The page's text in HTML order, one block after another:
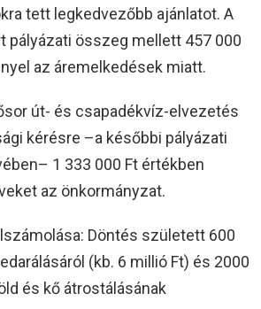
tett legkedvezőbb ajánlatot. A
pályázati összeg mellett 457 000
az áremelkedések miatt.
út- és csapadékvíz-elvezetés
kérésre –a későbbi pályázati
1 333 000 Ft értékben
az önkormányzat.
Döntés született 600
(kb. 6 millió Ft) és 2000
és kő átrostálásának